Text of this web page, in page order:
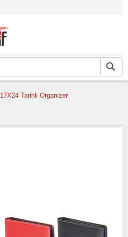
17X24 Tarihli Organizer